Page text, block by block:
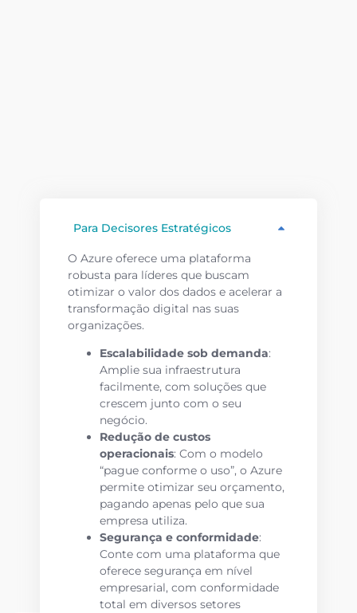
Para Decisores Estratégicos
O Azure oferece uma plataforma
robusta para líderes que buscam
otimizar o valor dos dados e acelerar a
transformação digital nas suas
organizações.
Escalabilidade sob demanda:
Amplie sua infraestrutura
facilmente, com soluções que
crescem junto com o seu
negócio.
Redução de custos
operacionais: Com o modelo
“pague conforme o uso”, o Azure
permite otimizar seu orçamento,
pagando apenas pelo que sua
empresa utiliza.
Segurança e conformidade:
Conte com uma plataforma que
oferece segurança em nível
empresarial, com conformidade
total em diversos setores